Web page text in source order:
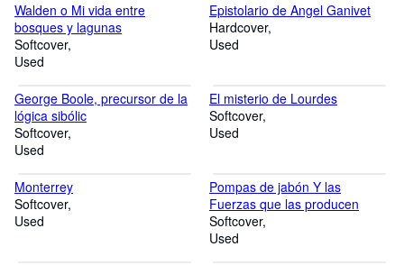
Walden o Mi vida entre
bosques y lagunas
Softcover
Used
Epistolario de Angel Ganivet
Hardcover
Used
George Boole, precursor de la
lógica sibólic
Softcover
Used
El misterio de Lourdes
Softcover
Used
Monterrey
Softcover
Used
Pompas de jabón Y las
Fuerzas que las producen
Softcover
Used